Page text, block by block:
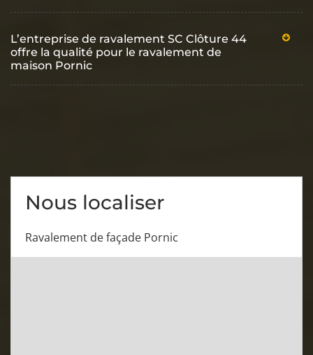
L’entreprise de ravalement SC Clôture 44
offre la qualité pour le ravalement de
maison Pornic
Nous localiser
Ravalement de façade Pornic